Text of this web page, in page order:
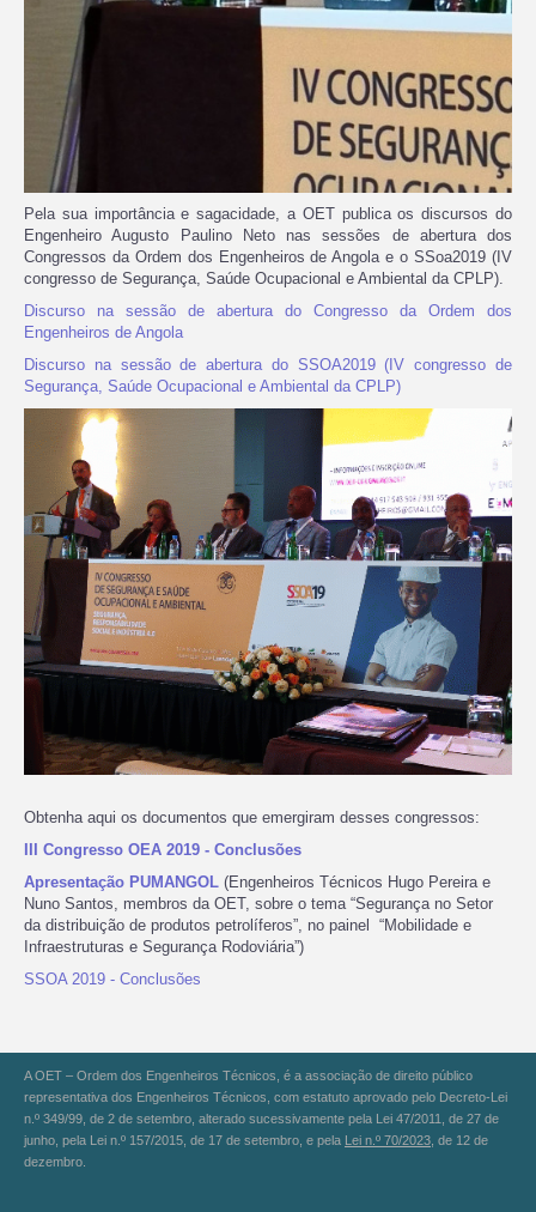
Pela sua importância e sagacidade, a OET publica os discursos do
Engenheiro Augusto Paulino Neto nas sessões de abertura dos
Congressos da Ordem dos Engenheiros de Angola e o SSoa2019 (IV
congresso de Segurança, Saúde Ocupacional e Ambiental da CPLP).
Discurso na sessão de abertura do Congresso da Ordem dos
Engenheiros de Angola
Discurso na sessão de abertura do SSOA2019 (IV congresso de
Segurança, Saúde Ocupacional e Ambiental da CPLP)
Obtenha aqui os documentos que emergiram desses congressos:
III Congresso OEA 2019 - Conclusões
Apresentação PUMANGOL (Engenheiros Técnicos Hugo Pereira e
Nuno Santos, membros da OET, sobre o tema “Segurança no Setor
da distribuição de produtos petrolíferos”, no painel “Mobilidade e
Infraestruturas e Segurança Rodoviária”)
SSOA 2019 - Conclusões
A OET – Ordem dos Engenheiros Técnicos, é a associação de direito público
representativa dos Engenheiros Técnicos, com estatuto aprovado pelo Decreto-Lei
n.º 349/99, de 2 de setembro, alterado sucessivamente pela Lei 47/2011, de 27 de
junho, pela Lei n.º 157/2015, de 17 de setembro, e pela Lei n.º 70/2023 , de 12 de
dezembro.